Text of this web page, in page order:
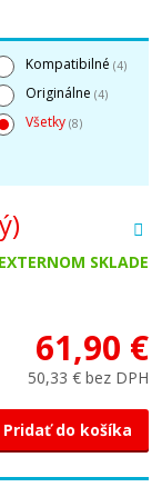
Kompatibilné (4)
Originálne (4)
Všetky (8)
SKLADE
61,90 €
50,33 € bez DPH
Pridať do košíka